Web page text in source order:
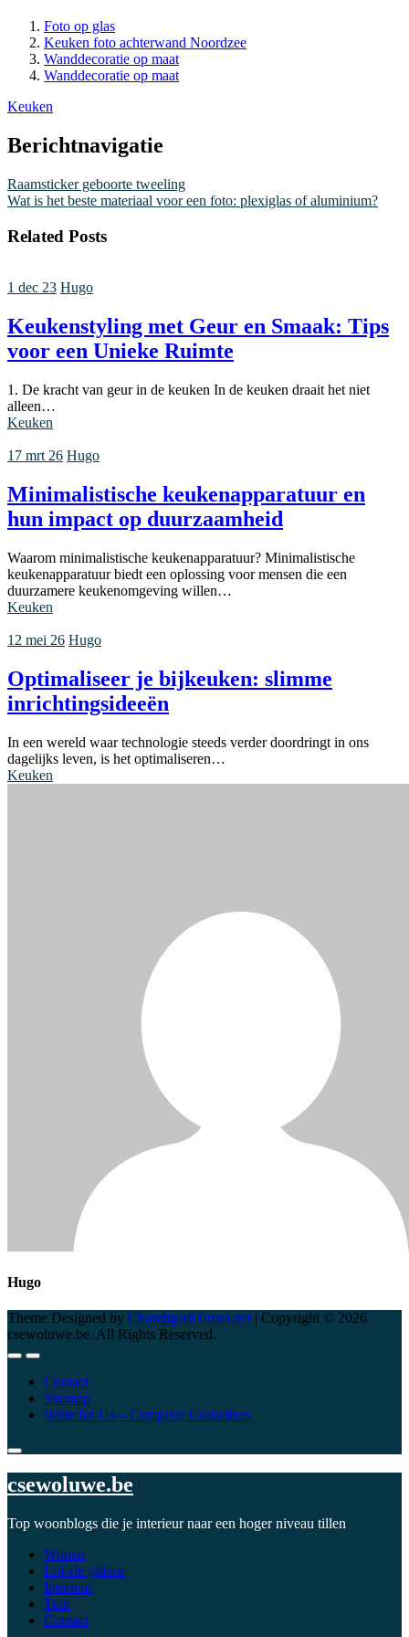
Foto op glas
Keuken foto achterwand Noordzee
Wanddecoratie op maat
Wanddecoratie op maat
Keuken
Berichtnavigatie
Raamsticker geboorte tweeling
Wat is het beste materiaal voor een foto: plexiglas of aluminium?
Related Posts
1 dec 23 Hugo
Keukenstyling met Geur en Smaak: Tips
voor een Unieke Ruimte
1. De kracht van geur in de keuken In de keuken draait het niet
alleen…
Keuken
17 mrt 26 Hugo
Minimalistische keukenapparatuur en
hun impact op duurzaamheid
Waarom minimalistische keukenapparatuur? Minimalistische
keukenapparatuur biedt een oplossing voor mensen die een
duurzamere keukenomgeving willen…
Keuken
12 mei 26 Hugo
Optimaliseer je bijkeuken: slimme
inrichtingsideeën
In een wereld waar technologie steeds verder doordringt in ons
dagelijks leven, is het optimaliseren…
Keuken
Hugo
Theme Designed by ChandigarhTimes.net | Copyright © 2026
csewoluwe.be. All Rights Reserved.
Contact
Sitemap
Write for Us – Complete Guidelines
csewoluwe.be
Top woonblogs die je interieur naar een hoger niveau tillen
Wonen
Lokale gidsen
Interieur
Tuin
Contact